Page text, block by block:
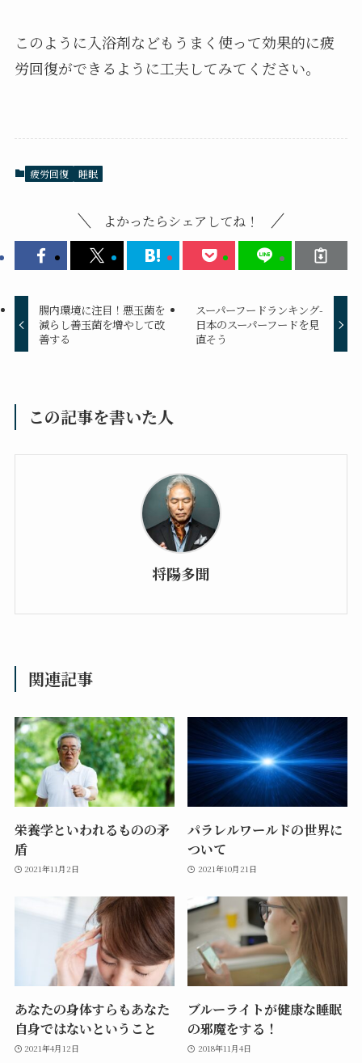
このように入浴剤などもうまく使って効果的に疲
労回復ができるように工夫してみてください。
疲労回復 睡眠
よかったらシェアしてね！
腸内環境に注目！悪玉菌を
減らし善玉菌を増やして改
善する
スーパーフードランキング-
日本のスーパーフードを見
直そう
この記事を書いた人
将陽多聞
関連記事
栄養学といわれるものの矛
盾
2021年11月2日
パラレルワールドの世界に
ついて
2021年10月21日
あなたの身体すらもあなた
自身ではないということ
2021年4月12日
ブルーライトが健康な睡眠
の邪魔をする！
2018年11月4日